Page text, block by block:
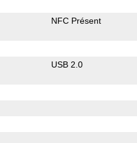
NFC Présent
USB 2.0